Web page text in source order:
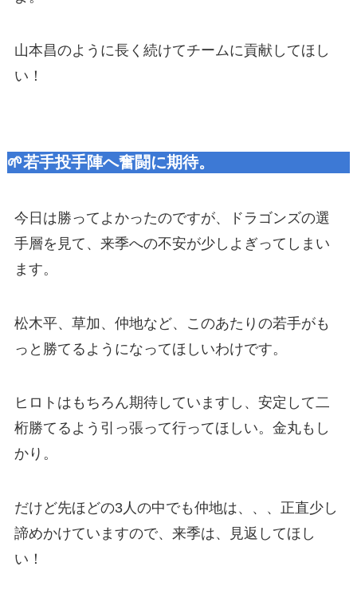
山本昌のように長く続けてチームに貢献してほし
い！
🌱若手投手陣へ奮闘に期待。
今日は勝ってよかったのですが、ドラゴンズの選
手層を見て、来季への不安が少しよぎってしまい
ます。
松木平、草加、仲地など、このあたりの若手がも
っと勝てるようになってほしいわけです。
ヒロトはもちろん期待していますし、安定して二
桁勝てるよう引っ張って行ってほしい。金丸もし
かり。
だけど先ほどの3人の中でも仲地は、、、正直少し
諦めかけていますので、来季は、見返してほし
い！